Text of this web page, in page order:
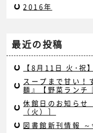
2016年
最近の投稿
【8月11日 火･祝
スープまで甘い！
麺』【野菜ランチ
休館日のお知らせ
（火）］
図書館新刊情報